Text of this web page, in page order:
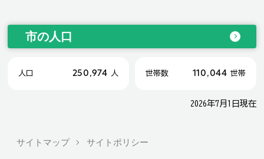
市の人口
人口 250,974 人 世帯数 110,044 世帯
2026年7月1日現在
サイトマップ サイトポリシー